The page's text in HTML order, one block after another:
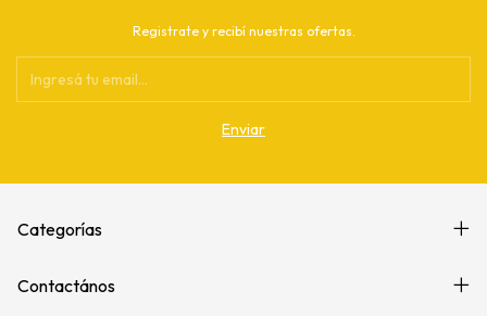
Registrate y recibí nuestras ofertas.
Categorías
Contactános